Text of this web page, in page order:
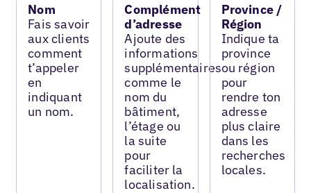
Nom
Fais savoir
aux clients
comment
t’appeler
en
indiquant
un nom.
Complément
d’adresse
Ajoute des
informations
supplémentaires
comme le
nom du
bâtiment,
l’étage ou
la suite
pour
faciliter la
localisation.
Province /
Région
Indique ta
province
ou région
pour
rendre ton
adresse
plus claire
dans les
recherches
locales.